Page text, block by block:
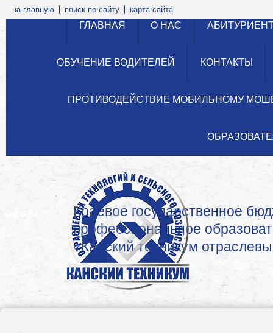
на главную поиск по сайту карта сайта
ГЛАВНАЯ О НАС
ОБУЧЕНИЕ ВОДИТЕЛЕЙ КОНТАКТЫ
ПРОТИВОДЕЙСТВИЕ МОБИЛЬНОМУ
Краевое государственное
профессиональное
«Канский техникум